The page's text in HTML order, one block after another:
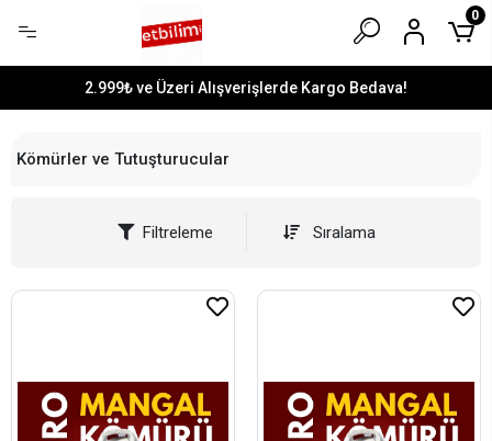
2.999₺ ve Üzeri Alışverişlerde Kargo Bedava!
0
Kömürler ve Tutuşturucular
Filtreleme Sıralama